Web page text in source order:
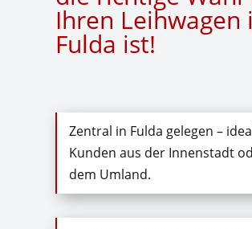
Ihren Leihwagen
Fulda ist!
Zentral in Fulda gelegen –
Kunden aus der Innenstadt
dem Umland.